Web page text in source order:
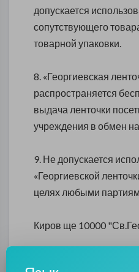
допускается
сопутствующего
товарной упаковки.
8. «Георгиевская
распространяется
выдача ленточки
учреждения в обмен на
9. Не допускается
«Георгиевской
целях любыми
Киров ще 10000